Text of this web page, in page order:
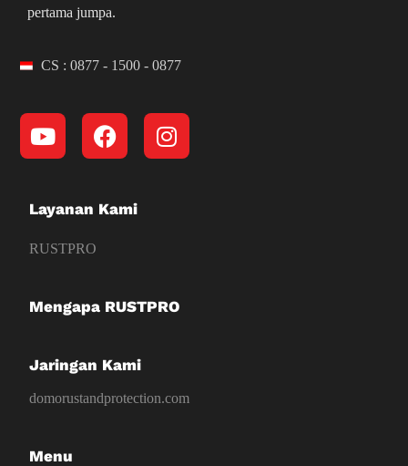
pertama jumpa.
CS : 0877 - 1500 - 0877
Layanan Kami
RUSTPRO
Mengapa RUSTPRO
Jaringan Kami
domorustandprotection.com
Menu